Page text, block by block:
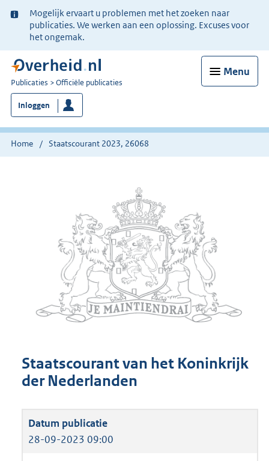
Ter
informatie:
Mogelijk ervaart u problemen met het zoeken naar
publicaties. We werken aan een oplossing. Excuses voor
het ongemak.
Menu
U
bent
nu
hier:
Publicaties Officiële publicaties
Inloggen
Home Staatscourant 2023, 26068
Staatscourant van het Koninkrijk
der Nederlanden
28-09-2023 09:00